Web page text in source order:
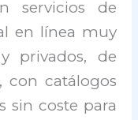
servicios de
en línea muy
privados, de
con catálogos
sin coste para